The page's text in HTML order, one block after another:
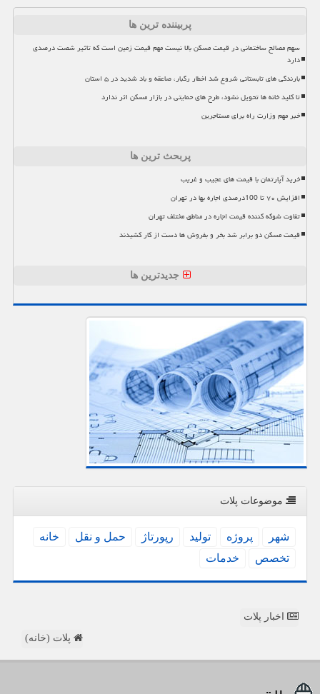
پربیننده ترین ها
سهم مصالح ساختمانی در قیمت مسکن بالا نیست مهم قیمت زمین است که تاثیر شصت درصدی
دارد
بارندگی های تابستانی شروع شد اخطار رگبار، صاعقه و باد شدید در ۵ استان
تا کلید خانه ها تحویل نشود، طرح های حمایتی در بازار مسکن اثر ندارد
خبر مهم وزارت راه برای مستاجرین
پربحث ترین ها
خرید آپارتمان با قیمت های عجیب و غریب
افزایش ۷۰ تا 100درصدی اجاره بها در تهران
تفاوت شوکه کننده قیمت اجاره در مناطق مختلف تهران
قیمت مسکن دو برابر شد بخر و بفروش ها دست از کار کشیدند
جدیدترین ها
موضوعات پلات
شهر پروژه تولید رپورتاژ حمل و نقل
خانه
تخصص
خدمات
اخبار پلات
پلات (خانه)